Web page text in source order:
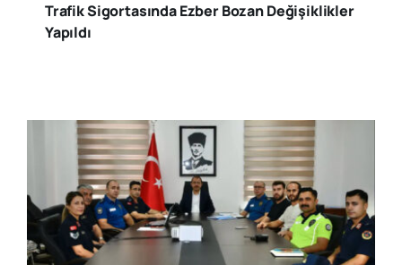
Trafik Sigortasında Ezber Bozan Değişiklikler
Yapıldı